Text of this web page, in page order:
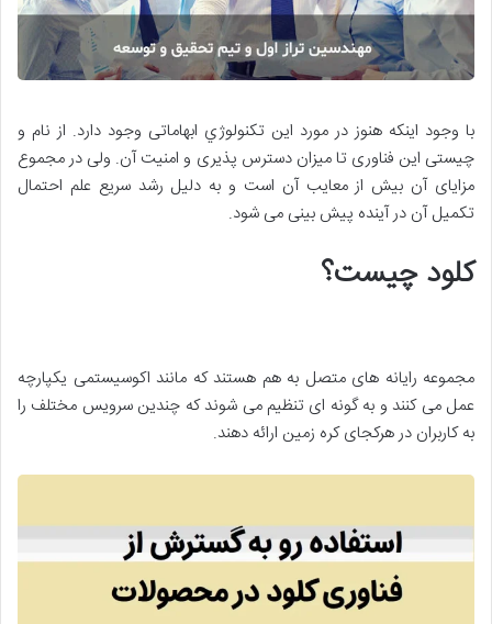
با وجود اینکه هنوز در مورد این تکنولوژي ابهاماتی وجود دارد. از نام و
چیستی این فناوری تا میزان دسترس پذیری و امنیت آن. ولی در مجموع
مزایای آن بیش از معایب آن است و به دلیل رشد سریع علم احتمال
تکمیل آن در آینده پیش بینی می شود.
کلود چیست؟
مجموعه رایانه های متصل به هم هستند که مانند اکوسیستمی یکپارچه
عمل می کنند و به گونه ای تنظیم می شوند که چندین سرویس مختلف را
به کاربران در هرکجای کره زمین ارائه دهند.